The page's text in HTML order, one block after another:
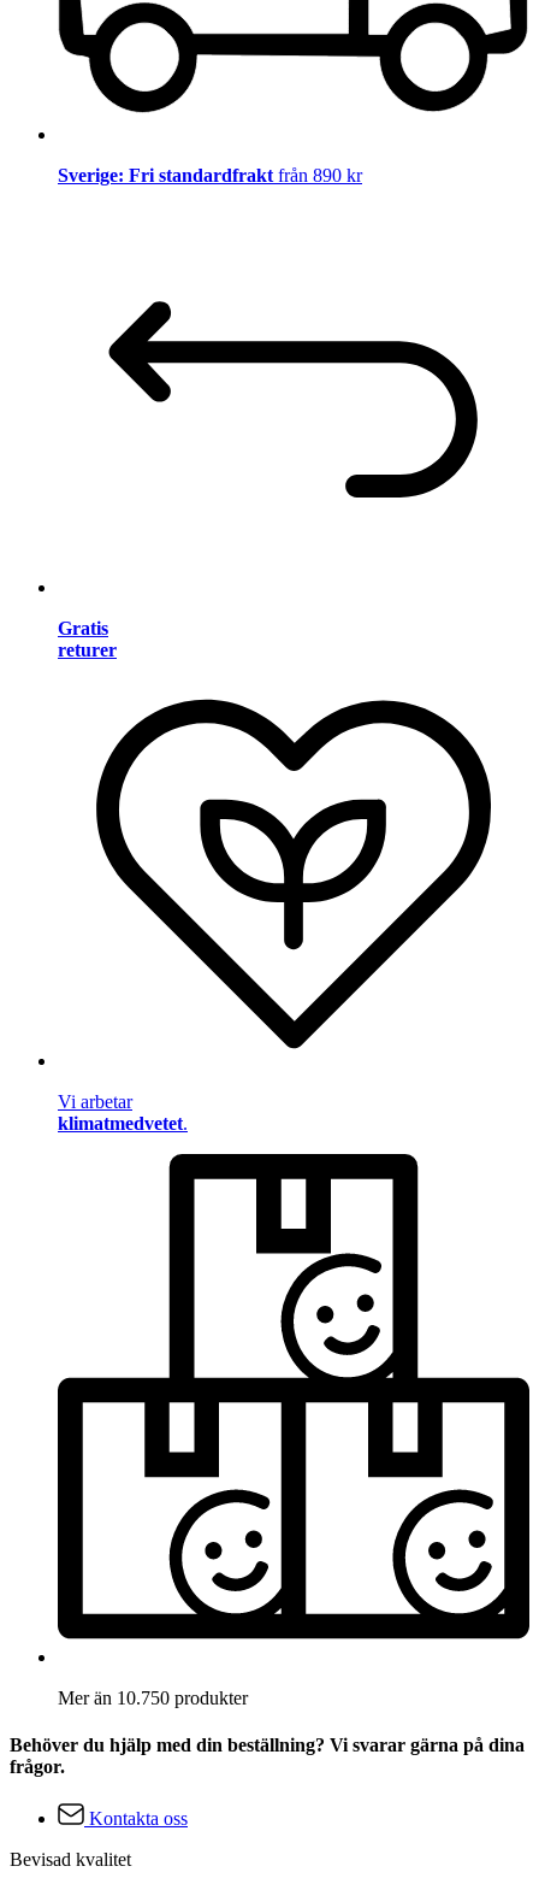
Sverige: Fri standardfrakt från 890 kr
Gratis
returer
Vi arbetar
klimatmedvetet.
Mer än 10.750 produkter
Behöver du hjälp med din beställning? Vi svarar gärna på dina
frågor.
Kontakta oss
Bevisad kvalitet